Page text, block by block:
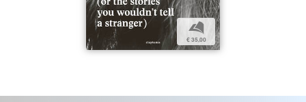
b
€ 35,00